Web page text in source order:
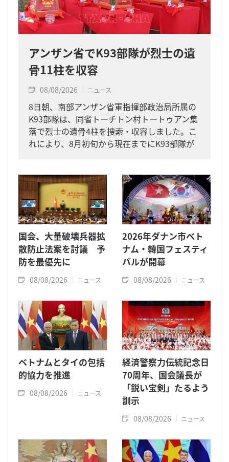
アンザン省でK93部隊が烈士の遺
骨11柱を収容
08/08/2026 ニュース
8日朝、南部アンザン省軍指揮部政治局所属の
K93部隊は、同省トーチトン村トートゥアン集
落で烈士の遺骨4柱を捜索・収容しました。こ
れにより、8月初旬から現在までにK93部隊が
国会、大量破壊兵器拡
散防止法案を討議 予
防を最優先に
08/08/2026 ニュース
2026年ダナン市ベト
ナム・韓国フェスティ
バルが開幕
08/08/2026 ニュース
ベトナムとタイの包括
的協力を推進
08/08/2026 ニュース
経済警察力伝統記念日
70周年、国会議長が
「鋭い宝剣」たるよう
訓示
08/08/2026 ニュース